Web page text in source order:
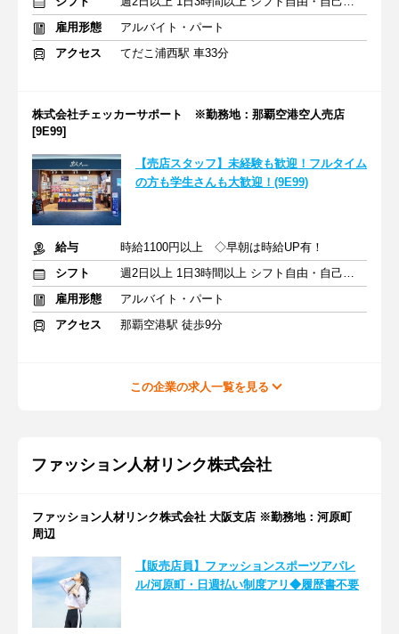
雇用形態
アルバイト・パート
アクセス
てだこ浦西駅 車33分
株式会社チェッカーサポート ※勤務地：那覇空港空人売店
[9E99]
【売店スタッフ】未経験も歓迎！フルタイム
の方も学生さんも大歓迎！(9E99)
給与
時給1100円以上 ◇早朝は時給UP有！
シフト
週2日以上 1日3時間以上 シフト自由・自己申告
雇用形態
アルバイト・パート
アクセス
那覇空港駅 徒歩9分
この企業の求人一覧を見る
ファッション人材リンク株式会社
ファッション人材リンク株式会社 大阪支店 ※勤務地：河原町
周辺
【販売店員】ファッションスポーツアパレ
ル/河原町・日週払い制度アリ◆履歴書不要